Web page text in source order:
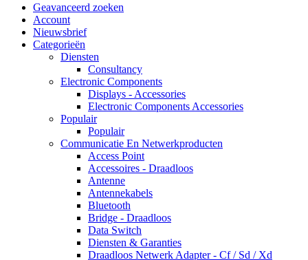
Geavanceerd zoeken
Account
Nieuwsbrief
Categorieën
Diensten
Consultancy
Electronic Components
Displays - Accessories
Electronic Components Accessories
Populair
Populair
Communicatie En Netwerkproducten
Access Point
Accessoires - Draadloos
Antenne
Antennekabels
Bluetooth
Bridge - Draadloos
Data Switch
Diensten & Garanties
Draadloos Netwerk Adapter - Cf / Sd / Xd